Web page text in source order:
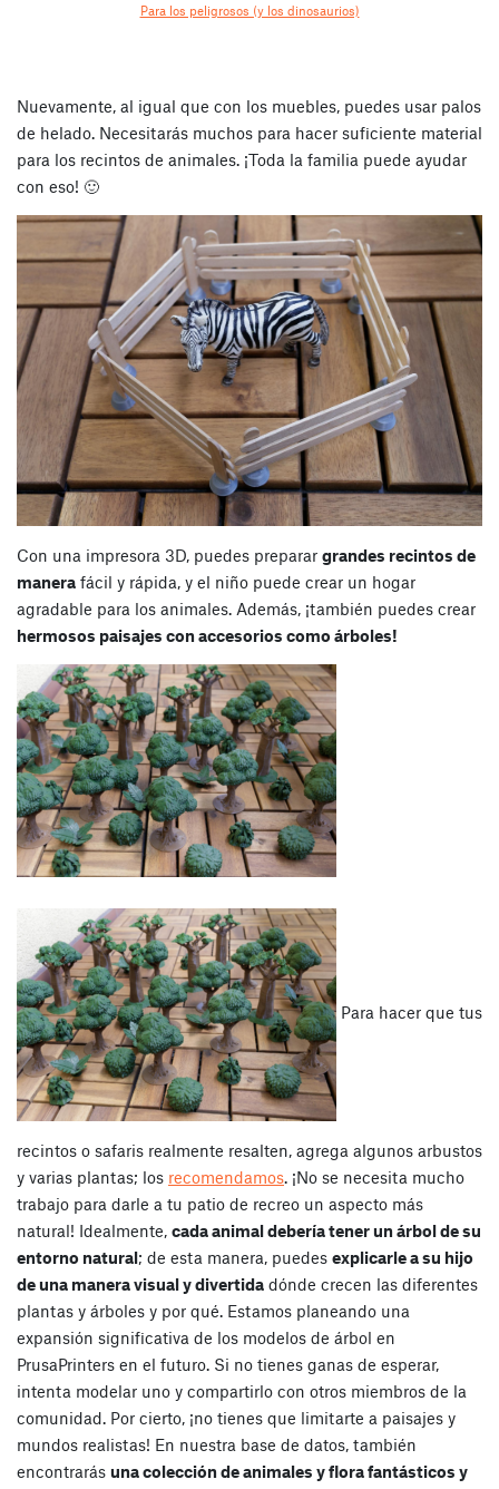
Para los peligrosos (y los dinosaurios)
Nuevamente, al igual que con los muebles, puedes usar palos
de helado. Necesitarás muchos para hacer suficiente material
para los recintos de animales. ¡Toda la familia puede ayudar
con eso! 🙂
Con una impresora 3D, puedes preparar grandes recintos de
manera fácil y rápida, y el niño puede crear un hogar
agradable para los animales. Además, ¡también puedes crear
hermosos paisajes con accesorios como árboles!
Para hacer que tus
recintos o safaris realmente resalten, agrega algunos arbustos
y varias plantas; los recomendamos. ¡No se necesita mucho
trabajo para darle a tu patio de recreo un aspecto más
natural! Idealmente, cada animal debería tener un árbol de su
entorno natural; de esta manera, puedes explicarle a su hijo
de una manera visual y divertida dónde crecen las diferentes
plantas y árboles y por qué. Estamos planeando una
expansión significativa de los modelos de árbol en
PrusaPrinters en el futuro. Si no tienes ganas de esperar,
intenta modelar uno y compartirlo con otros miembros de la
comunidad. Por cierto, ¡no tienes que limitarte a paisajes y
mundos realistas! En nuestra base de datos, también
encontrarás una colección de animales y flora fantásticos y